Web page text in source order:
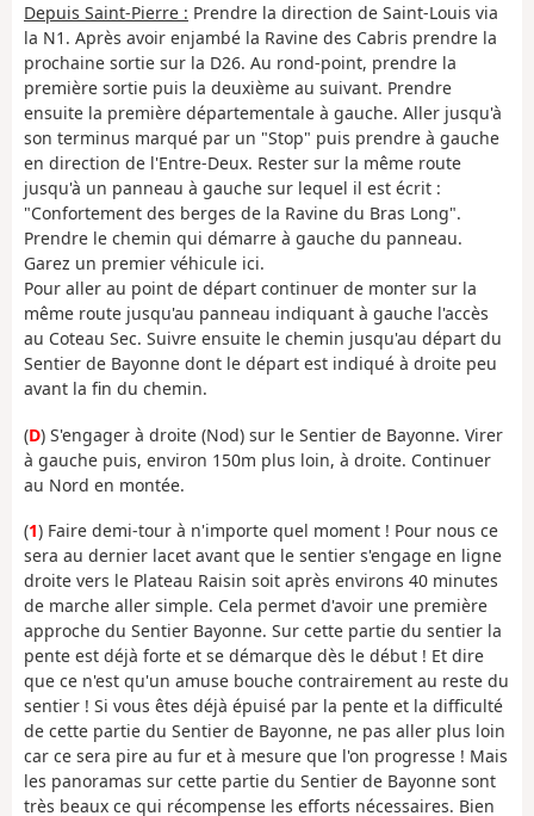
Depuis Saint-Pierre : Prendre la direction de Saint-Louis via
la N1. Après avoir enjambé la Ravine des Cabris prendre la
prochaine sortie sur la D26. Au rond-point, prendre la
première sortie puis la deuxième au suivant. Prendre
ensuite la première départementale à gauche. Aller jusqu'à
son terminus marqué par un "Stop" puis prendre à gauche
en direction de l'Entre-Deux. Rester sur la même route
jusqu'à un panneau à gauche sur lequel il est écrit :
"Confortement des berges de la Ravine du Bras Long".
Prendre le chemin qui démarre à gauche du panneau.
Garez un premier véhicule ici.
Pour aller au point de départ continuer de monter sur la
même route jusqu'au panneau indiquant à gauche l'accès
au Coteau Sec. Suivre ensuite le chemin jusqu'au départ du
Sentier de Bayonne dont le départ est indiqué à droite peu
avant la fin du chemin.
(D) S'engager à droite (Nod) sur le Sentier de Bayonne. Virer
à gauche puis, environ 150m plus loin, à droite. Continuer
au Nord en montée.
(1) Faire demi-tour à n'importe quel moment ! Pour nous ce
sera au dernier lacet avant que le sentier s'engage en ligne
droite vers le Plateau Raisin soit après environs 40 minutes
de marche aller simple. Cela permet d'avoir une première
approche du Sentier Bayonne. Sur cette partie du sentier la
pente est déjà forte et se démarque dès le début ! Et dire
que ce n'est qu'un amuse bouche contrairement au reste du
sentier ! Si vous êtes déjà épuisé par la pente et la difficulté
de cette partie du Sentier de Bayonne, ne pas aller plus loin
car ce sera pire au fur et à mesure que l'on progresse ! Mais
les panoramas sur cette partie du Sentier de Bayonne sont
très beaux ce qui récompense les efforts nécessaires. Bien